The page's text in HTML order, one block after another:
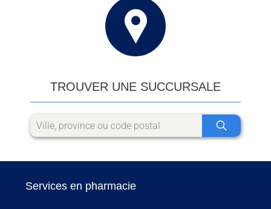
TROUVER UNE SUCCURSALE
Services en pharmacie